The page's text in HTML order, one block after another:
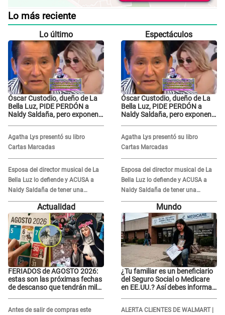
Lo más reciente
Lo último
Óscar Custodio, dueño de La
Bella Luz, PIDE PERDÓN a
Naldy Saldaña, pero exponen
grabar"
Agatha Lys presentó su libro
Cartas Marcadas
Esposa del director musical de La
Bella Luz lo defiende y ACUSA a
Naldy Saldaña de tener una
relación con él y otros integrantes
Espectáculos
Óscar Custodio, dueño de La
Bella Luz, PIDE PERDÓN a
Naldy Saldaña, pero exponen
grabar"
Agatha Lys presentó su libro
Cartas Marcadas
Esposa del director musical de La
Bella Luz lo defiende y ACUSA a
Naldy Saldaña de tener una
relación con él y otros integrantes
Actualidad
FERIADOS de AGOSTO 2026:
estas son las próximas fechas
de descanso que tendrán miles
Antes de salir de compras este
Mundo
¿Tu familiar es un beneficiario
del Seguro Social o Medicare
en EE.UU.? Así debes informar
ALERTA CLIENTES DE WALMART |